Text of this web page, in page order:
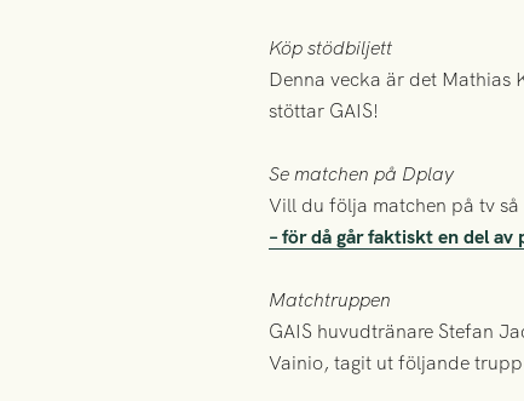
Köp stödbiljett
Denna vecka är det Mathias
stöttar GAIS!
Se matchen på Dplay
Vill du följa matchen på tv
– för då går faktiskt en del av
Matchtruppen
GAIS huvudtränare Stefan
Vainio, tagit ut följande